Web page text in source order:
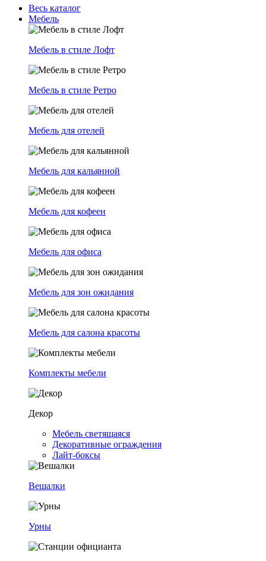
Весь каталог
Мебель
Мебель в стиле Лофт
Мебель в стиле Ретро
Мебель для отелей
Мебель для кальянной
Мебель для кофеен
Мебель для офиса
Мебель для зон ожидания
Мебель для салона красоты
Комплекты мебели
Декор
Мебель светящаяся
Декоративные ограждения
Лайт-боксы
Вешалки
Урны